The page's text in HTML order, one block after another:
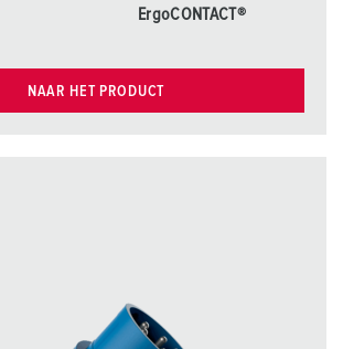
ErgoCONTACT®
NAAR HET PRODUCT